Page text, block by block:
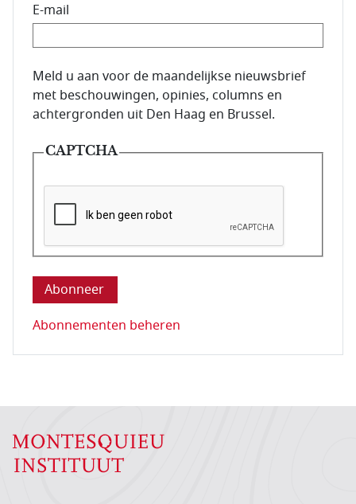
E-mail
E-mailadres van de abonnee.
Meld u aan voor de maandelijkse nieuwsbrief
met beschouwingen, opinies, columns en
achtergronden uit Den Haag en Brussel.
CAPTCHA
Deze vraag is om te controleren dat u een mens
Abonnementen beheren